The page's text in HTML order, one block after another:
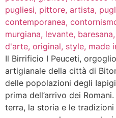
Il Birrificio I Peuceti,
artigianale della città di
delle popolazioni degli
prima dell’arrivo dei
terra, la storia e le